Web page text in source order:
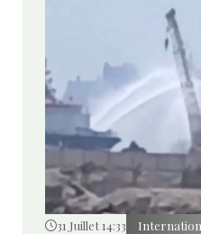
31 Juillet 14:33